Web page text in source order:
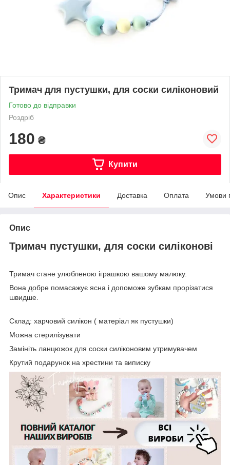
Тримач для пустушки, для соски силіконовий
Готово до відправки
Роздріб
180 ₴
Купити
Опис Характеристики Доставка Оплата Умови
Опис
Тримач пустушки, для соски силіконові
Тримач стане улюбленою іграшкою вашому малюку.
Вона добре помасажує ясна і допоможе зубкам прорізатися
швидше.
Склад: харчовий силікон ( матеріал як пустушки)
Можна стерилізувати
Замініть ланцюжок для соски силіконовим утримувачем
Крутий подарунок на хрестини та виписку